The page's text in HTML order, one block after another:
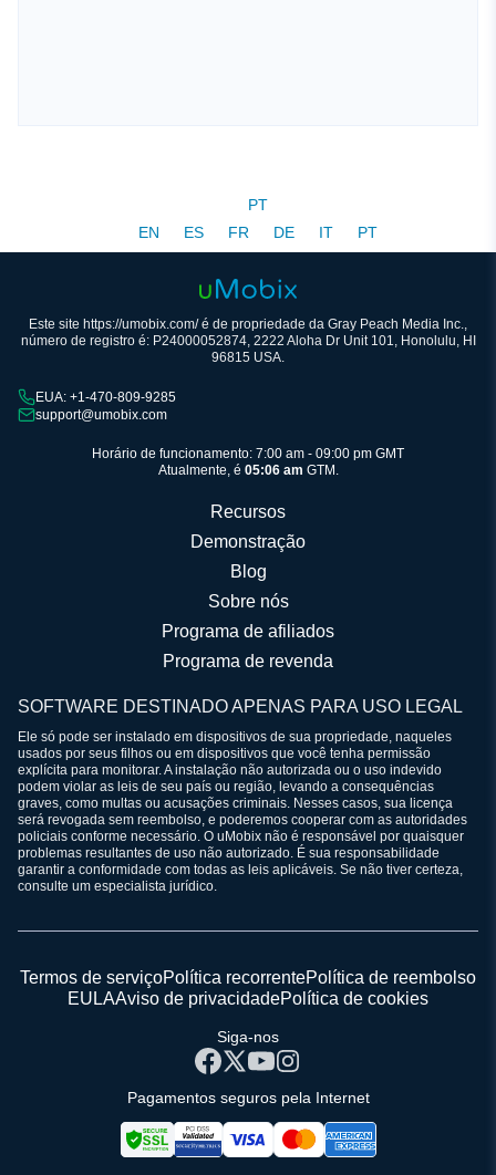
PT
EN
ES FR DE IT PT
Este site https://umobix.com/ é de propriedade da Gray Peach Media Inc.,
número de registro é: P24000052874, 2222 Aloha Dr Unit 101, Honolulu, HI
96815 USA.
EUA: +1-470-809-9285
support@umobix.com
Horário de funcionamento: 7:00 am - 09:00 pm GMT
Atualmente, é 05:06 am GTM.
Recursos
Demonstração
Blog
Sobre nós
Programa de afiliados
Programa de revenda
SOFTWARE DESTINADO APENAS PARA USO LEGAL
Ele só pode ser instalado em dispositivos de sua propriedade, naqueles
usados por seus filhos ou em dispositivos que você tenha permissão
explícita para monitorar. A instalação não autorizada ou o uso indevido
podem violar as leis de seu país ou região, levando a consequências
graves, como multas ou acusações criminais. Nesses casos, sua licença
será revogada sem reembolso, e poderemos cooperar com as autoridades
policiais conforme necessário. O uMobix não é responsável por quaisquer
problemas resultantes de uso não autorizado. É sua responsabilidade
garantir a conformidade com todas as leis aplicáveis. Se não tiver certeza,
consulte um especialista jurídico.
Termos de serviçoPolítica recorrentePolítica de reembolso
EULAAviso de privacidadePolítica de cookies
Siga-nos
Pagamentos seguros pela Internet